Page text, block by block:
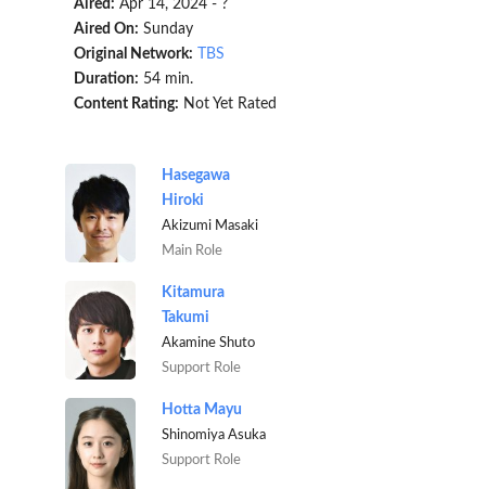
Aired: Apr 14, 2024 - ?
Aired On: Sunday
Original Network:
TBS
Duration: 54 min.
Content Rating: Not Yet Rated
Hasegawa
Hiroki
Akizumi Masaki
Main Role
Kitamura
Takumi
Akamine Shuto
Support Role
Hotta Mayu
Shinomiya Asuka
Support Role